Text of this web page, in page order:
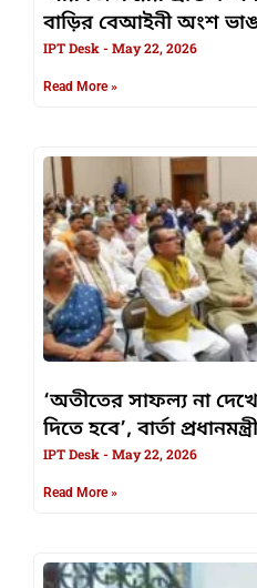
বাড়ির বেআইনী অংশ
IPT Desk May 22, 2026
Read More »
‘অতীতের সাফল্য না
দিতে হবে’, বার্তা
IPT Desk May 22, 2026
Read More »